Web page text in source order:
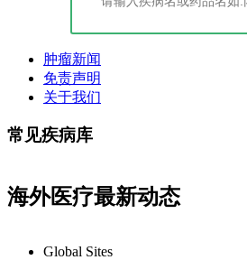
肿瘤新闻
免责声明
关于我们
常见疾病库
海外医疗最新动态
Global Sites